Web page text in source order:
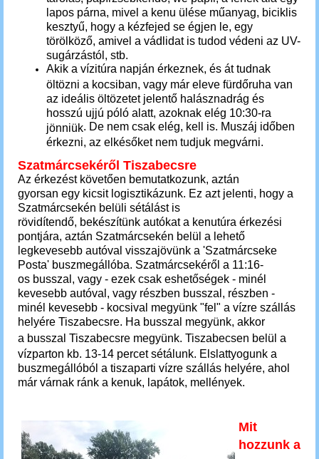
lapos párna, mivel a kenu ülése műanyag, biciklis
kesztyű, hogy a kézfejed se égjen le, egy
törölköző, amivel a vádlidat is tudod védeni az UV-
sugárzástól, stb.
Akik a vízitúra napján érkeznek, és át tudnak
öltözni a kocsiban, vagy már eleve fürdőruha van
az ideális öltözetet jelentő halásznadrág és
hosszú ujjú póló alatt, azoknak elég 10:30-ra
jönniük. De nem csak elég, kell is. Muszáj időben
érkezni, az elkésőket nem tudjuk megvárni.
Szatmárcsekéről Tiszabecsre
Az érkezést követően bemutatkozunk, aztán
gyorsan egy kicsit logisztikázunk. Ez azt jelenti, hogy a
Szatmárcsekén belüli sétálást is
rövidítendő, bekészítünk autókat a kenutúra érkezési
pontjára, aztán Szatmárcsekén belül a lehető
legkevesebb autóval visszajövünk a 'Szatmárcseke
Posta' buszmegállóba. Szatmárcsekéről a 11:16-
os busszal, vagy - ezek csak eshetőségek - minél
kevesebb autóval, vagy részben busszal, részben -
minél kevesebb - kocsival megyünk "fel" a vízre szállás
helyére Tiszabecsre. Ha busszal megyünk, akkor
a busszal Tiszabecsre megyünk. Tiszabecsen belül a
vízparton kb. 13-14 percet sétálunk. Elslattyogunk a
buszmegállóból a tiszaparti vízre szállás helyére, ahol
már várnak ránk a kenuk, lapátok, mellények.
Mit
hozzunk a